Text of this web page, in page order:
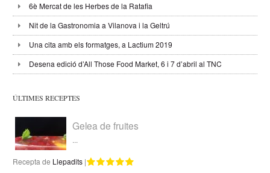
6è Mercat de les Herbes de la Ratafia
Nit de la Gastronomia a Vilanova i la Geltrú
Una cita amb els formatges, a Lactium 2019
Desena edició d’All Those Food Market, 6 i 7 d’abril al TNC
ÚLTIMES RECEPTES
Gelea de fruites
...
Recepta de Llepadits |